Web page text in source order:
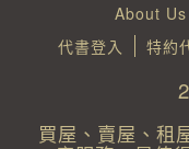
About Us
代書登入
特約
買屋、賣屋、租